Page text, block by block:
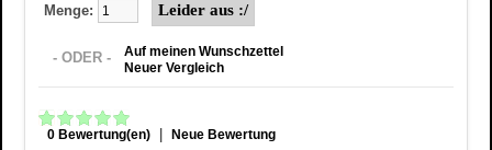
Menge:
- ODER -
Auf meinen Wunschzettel
Neuer Vergleich
0 Bewertung(en) | Neue Bewertung